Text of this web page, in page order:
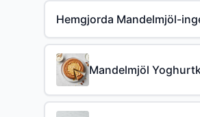
Hemgjorda Mandelmjöl-
Mandelmjöl